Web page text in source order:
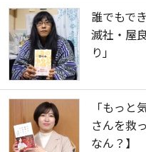
誰でもで
滅社・屋
り」
「もっ
さんを救
なん？】